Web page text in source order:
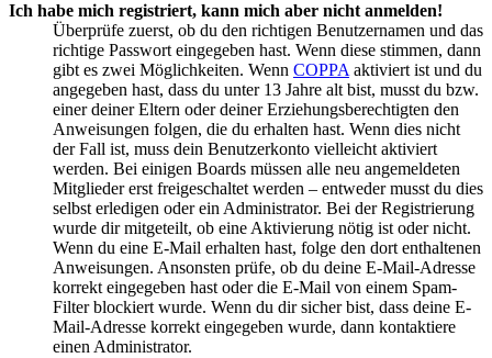
Ich habe mich registriert, kann mich aber nicht anmelden!
Überprüfe zuerst, ob du den richtigen Benutzernamen und das
richtige Passwort eingegeben hast. Wenn diese stimmen, dann
gibt es zwei Möglichkeiten. Wenn COPPA aktiviert ist und du
angegeben hast, dass du unter 13 Jahre alt bist, musst du bzw.
einer deiner Eltern oder deiner Erziehungsberechtigten den
Anweisungen folgen, die du erhalten hast. Wenn dies nicht
der Fall ist, muss dein Benutzerkonto vielleicht aktiviert
werden. Bei einigen Boards müssen alle neu angemeldeten
Mitglieder erst freigeschaltet werden – entweder musst du dies
selbst erledigen oder ein Administrator. Bei der Registrierung
wurde dir mitgeteilt, ob eine Aktivierung nötig ist oder nicht.
Wenn du eine E-Mail erhalten hast, folge den dort enthaltenen
Anweisungen. Ansonsten prüfe, ob du deine E-Mail-Adresse
korrekt eingegeben hast oder die E-Mail von einem Spam-
Filter blockiert wurde. Wenn du dir sicher bist, dass deine E-
Mail-Adresse korrekt eingegeben wurde, dann kontaktiere
einen Administrator.